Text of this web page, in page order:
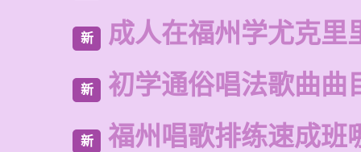
新 成人在福州学尤克里
新 初学通俗唱法歌曲曲
新 福州唱歌排练速成班